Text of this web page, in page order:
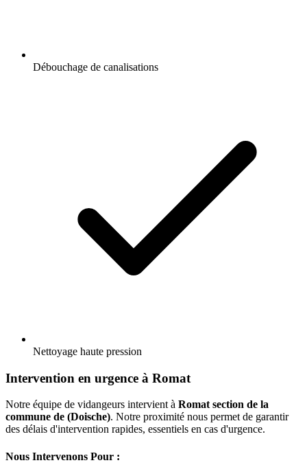
Débouchage de canalisations
Nettoyage haute pression
Intervention en urgence à Romat
Notre équipe de vidangeurs intervient à Romat section de la
commune de (Doische). Notre proximité nous permet de garantir
des délais d'intervention rapides, essentiels en cas d'urgence.
Nous Intervenons Pour :